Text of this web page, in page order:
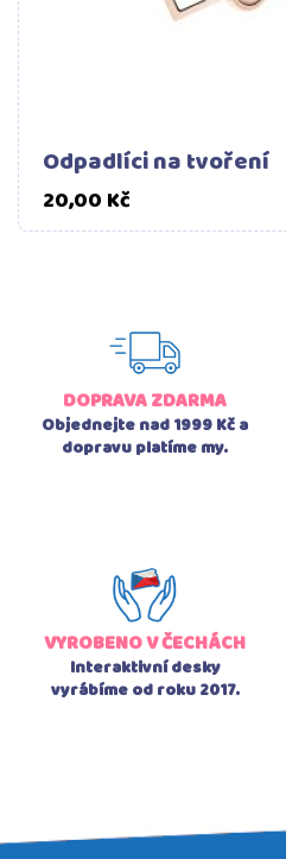
Odpadlíci na tvoření
20,00 KčCena
DOPRAVA ZDARMA
Objednejte nad 1999 Kč a
dopravu platíme my.
VYROBENO V ČECHÁCH
Interaktivní desky
vyrábíme od roku 2017.